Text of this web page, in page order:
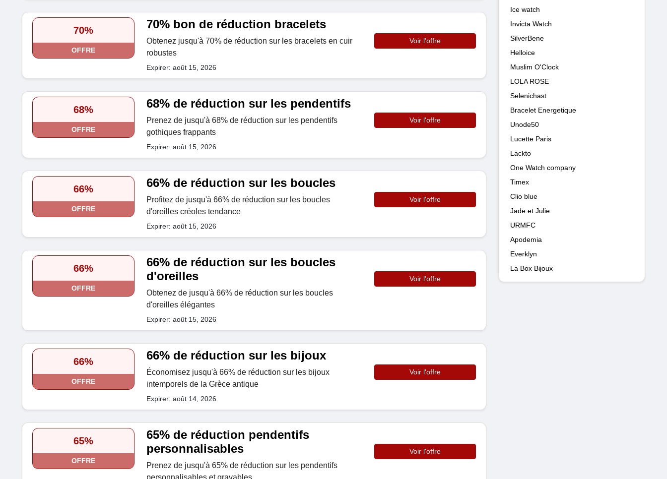
70%
OFFRE
70% bon de réduction bracelets
Obtenez jusqu'à 70% de réduction sur les bracelets en cuir
robustes
Expirer: août 15, 2026
Voir l'offre
68%
OFFRE
68% de réduction sur les pendentifs
Prenez de jusqu'à 68% de réduction sur les pendentifs
gothiques frappants
Expirer: août 15, 2026
Voir l'offre
66%
OFFRE
66% de réduction sur les boucles
Profitez de jusqu'à 66% de réduction sur les boucles
d'oreilles créoles tendance
Expirer: août 15, 2026
Voir l'offre
66%
OFFRE
66% de réduction sur les boucles
d'oreilles
Obtenez de jusqu'à 66% de réduction sur les boucles
d'oreilles élégantes
Expirer: août 15, 2026
Voir l'offre
66%
OFFRE
66% de réduction sur les bijoux
Économisez jusqu'à 66% de réduction sur les bijoux
intemporels de la Grèce antique
Expirer: août 14, 2026
Voir l'offre
65%
OFFRE
65% de réduction pendentifs
personnalisables
Prenez de jusqu'à 65% de réduction sur les pendentifs
Voir l'offre
Ice watch
Invicta Watch
SilverBene
Helloice
Muslim O'Clock
LOLA ROSE
Selenichast
Bracelet Energetique
Unode50
Lucette Paris
Lackto
One Watch company
Timex
Clio blue
Jade et Julie
URMFC
Apodemia
Everklyn
La Box Bijoux